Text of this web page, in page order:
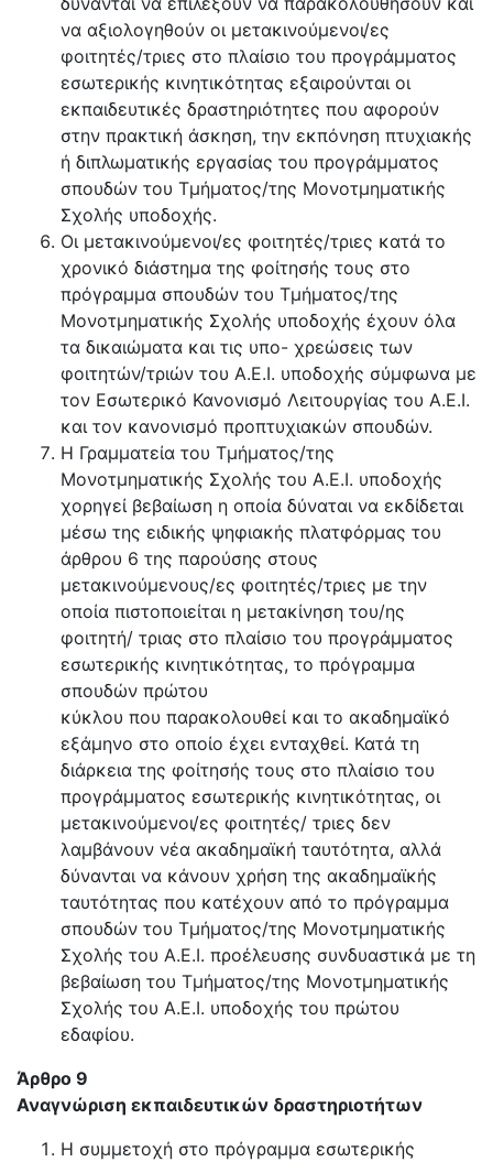
να αξιολογηθούν οι μετακινούμενοι/ες
φοιτητές/τριες στο πλαίσιο του προγράμματος
εσωτερικής κινητικότητας εξαιρούνται οι
εκπαιδευτικές δραστηριότητες που αφορούν
στην πρακτική άσκηση, την εκπόνηση πτυχιακής
ή διπλωματικής εργασίας του προγράμματος
σπουδών του Τμήματος/της Μονοτμηματικής
Σχολής υποδοχής.
Οι μετακινούμενοι/ες φοιτητές/τριες κατά το
χρονικό διάστημα της φοίτησής τους στο
πρόγραμμα σπουδών του Τμήματος/της
Μονοτμηματικής Σχολής υποδοχής έχουν όλα
τα δικαιώματα και τις υπο- χρεώσεις των
φοιτητών/τριών του Α.Ε.Ι. υποδοχής σύμφωνα με
τον Εσωτερικό Κανονισμό Λειτουργίας του Α.Ε.Ι.
και τον κανονισμό προπτυχιακών σπουδών.
Η Γραμματεία του Τμήματος/της
Μονοτμηματικής Σχολής του Α.Ε.Ι. υποδοχής
χορηγεί βεβαίωση η οποία δύναται να εκδίδεται
μέσω της ειδικής ψηφιακής πλατφόρμας του
άρθρου 6 της παρούσης στους
μετακινούμενους/ες φοιτητές/τριες με την
οποία πιστοποιείται η μετακίνηση του/ης
φοιτητή/ τριας στο πλαίσιο του προγράμματος
εσωτερικής κινητικότητας, το πρόγραμμα
σπουδών πρώτου
κύκλου που παρακολουθεί και το ακαδημαϊκό
εξάμηνο στο οποίο έχει ενταχθεί. Κατά τη
διάρκεια της φοίτησής τους στο πλαίσιο του
προγράμματος εσωτερικής κινητικότητας, οι
μετακινούμενοι/ες φοιτητές/ τριες δεν
λαμβάνουν νέα ακαδημαϊκή ταυτότητα, αλλά
δύνανται να κάνουν χρήση της ακαδημαϊκής
ταυτότητας που κατέχουν από το πρόγραμμα
σπουδών του Τμήματος/της Μονοτμηματικής
Σχολής του Α.Ε.Ι. προέλευσης συνδυαστικά με τη
βεβαίωση του Τμήματος/της Μονοτμηματικής
Σχολής του Α.Ε.Ι. υποδοχής του πρώτου
εδαφίου.
Άρθρο 9
Αναγνώριση εκπαιδευτικών δραστηριοτήτων
Η συμμετοχή στο πρόγραμμα εσωτερικής